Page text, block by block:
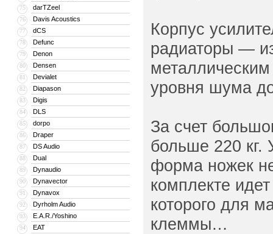
75 darTZeel
76 Davis Acoustics
77 dCS
78 Defunc
79 Denon
80 Densen
81 Devialet
82 Diapason
83 Digis
84 DLS
85 dorpo
86 Draper
87 DS Audio
88 Dual
89 Dynaudio
90 Dynavector
91 Dynavox
92 Dyrholm Audio
93 E.A.R./Yoshino
94 EAT
Корпус
радиаторы —
уровня шума
За счет
больше 220 кг.
форма ножек
комплекте
которого для
клеммы…